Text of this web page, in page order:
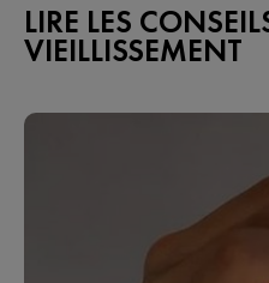
LIRE LES
VIEILLISSEMENT